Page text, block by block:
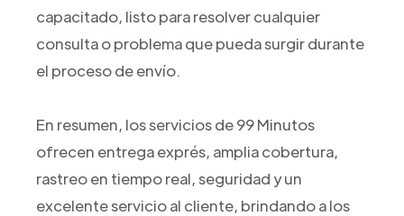
capacitado, listo para resolver cualquier
consulta o problema que pueda surgir durante
el proceso de envío.
En resumen, los servicios de 99 Minutos
ofrecen entrega exprés, amplia cobertura,
rastreo en tiempo real, seguridad y un
excelente servicio al cliente, brindando a los